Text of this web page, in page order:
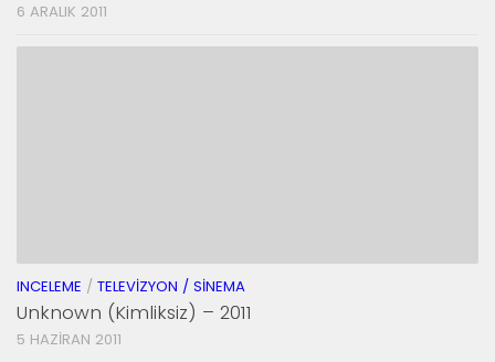
6 ARALIK 2011
INCELEME / TELEVIZYON / SINEMA
Unknown (Kimliksiz) – 2011
5 HAZIRAN 2011